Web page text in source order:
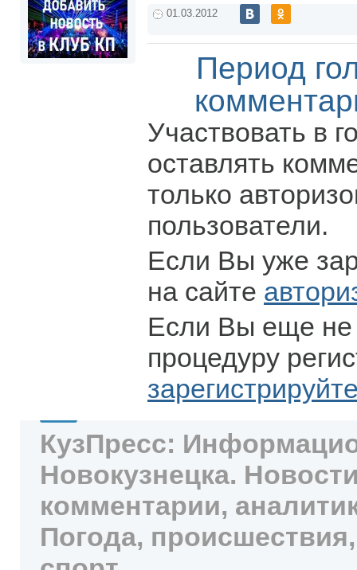
01.03.2012
Период
Участвовать в
оставлять
только
пользователи.
Если Вы уже
на сайте
Если Вы еще не
процедуру
КузПресс:
Новокузнецка.
комментарии,
Погода,